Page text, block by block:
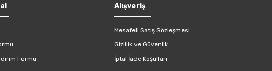
Formu
Alışveriş
Mesafeli Satış Sözleşmesi
Gizlilik ve Güvenlik
İptal İade Koşullari